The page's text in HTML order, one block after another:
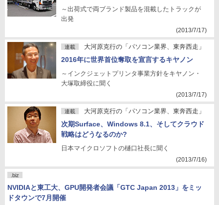
～出荷式で両ブランド製品を混載したトラックが
出発
(2013/7/17)
連載 大河原克行の「パソコン業界、東奔西走」
2016年に世界首位奪取を宣言するキヤノン
～インクジェットプリンタ事業方針をキヤノン・
大塚取締役に聞く
(2013/7/17)
連載 大河原克行の「パソコン業界、東奔西走」
次期Surface、Windows 8.1、そしてクラウド
戦略はどうなるのか?
日本マイクロソフトの樋口社長に聞く
(2013/7/16)
.biz
NVIDIAと東工大、GPU開発者会議「GTC Japan 2013」をミッ
ドタウンで7月開催